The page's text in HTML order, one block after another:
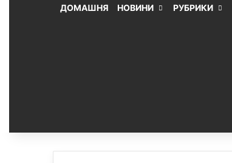
ДОМАШНЯ НОВИНИ РУБРИКИ